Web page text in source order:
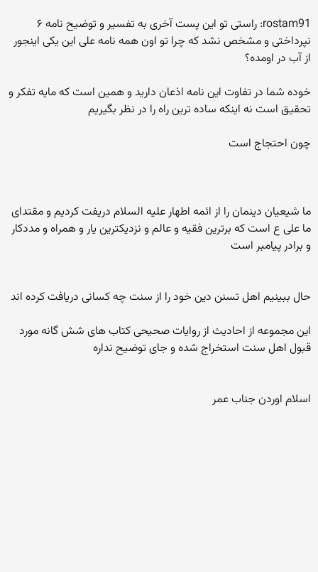
rostam91: راستی تو این پست آخری به تفسیر و توضیح نامه ۶
نپرداختی و مشخص نشد که چرا تو اون همه نامه علی این یکی اینجور
از آب در اومده؟
خوده شما در تفاوت این نامه اذعان دارید و همین است که مایه تفکر و
تحقیق است نه اینکه ساده ترین راه را در نظر بگیریم
چون احتجاج است
ما شیعیان دینمان را از ائمه اطهار علیه السلام دریفت کردیم و مقتدای
ما علی ع است که برترین فقیه و عالم و نزدیکترین یار و همراه و مددکار
و برادر پیامبر است
حال ببینیم اهل تسنن دین خود را از سنت چه کسانی دریافت کرده اند
این مجموعه از احادیث از روایات صحیحی کتاب های شش گانه مورد
قبول اهل سنت استخراج شده و جای توضیح نداره
اسلام اوردن جناب عمر